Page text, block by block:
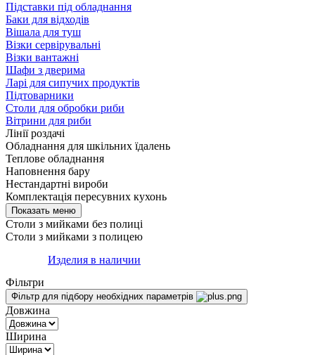
Підставки під обладнання
Баки для відходів
Вішала для туш
Візки сервірувальні
Візки вантажні
Шафи з дверима
Ларі для сипучих продуктів
Підтоварники
Столи для обробки риби
Вітрини для риби
Лінії роздачі
Обладнання для шкільних їдалень
Теплове обладнання
Наповнення бару
Нестандартні вироби
Комплектація пересувних кухонь
Столи з мийками без полиці
Столи з мийками з полицею
Изделия в наличии
Фільтри
Фільтр для підбору необхідних параметрів
Довжина
Ширина